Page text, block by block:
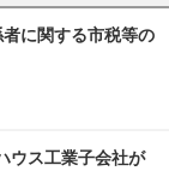
に関する市税等の
ウス工業子会社が